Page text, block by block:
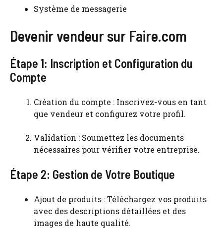
Système de messagerie
Devenir vendeur sur Faire.com
Étape 1: Inscription et Configuration du
Compte
Création du compte : Inscrivez-vous en tant
que vendeur et configurez votre profil.
Validation : Soumettez les documents
nécessaires pour vérifier votre entreprise.
Étape 2: Gestion de Votre Boutique
Ajout de produits : Téléchargez vos produits
avec des descriptions détaillées et des
images de haute qualité.